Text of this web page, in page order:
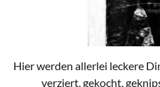
Hier werden allerlei leckere
verziert, gekocht,